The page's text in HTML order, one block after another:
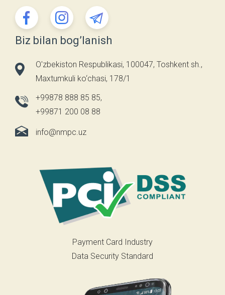
Biz bilan bog’lanish
O'zbekiston Respublikasi, 100047, Toshkent sh.,
Maxtumkuli ko‘chasi, 178/1
+99878 888 85 85,
+99871 200 08 88
info@nmpc.uz
Payment Card Industry
Data Security Standard